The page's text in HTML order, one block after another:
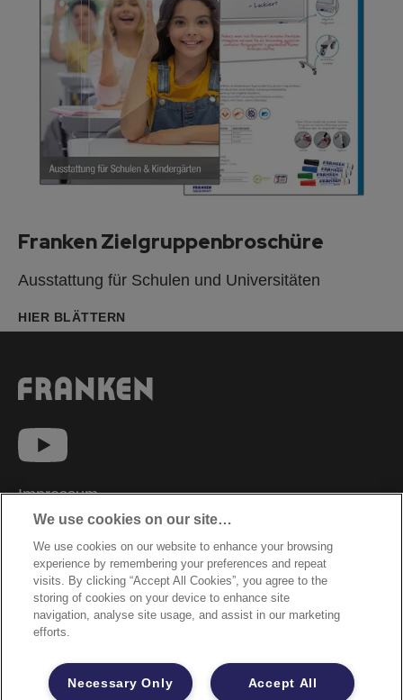
Franken Zielgruppenbroschüre
Ausstattung für Schulen und Universitäten
HIER BLÄTTERN
Impressum
Datenschutzhinweise
Datenzugriffsberechtigung
Sicherheitsdatenblätter
Cookie Richtlinie
Rechtliche Hinweise
Garantiebestimmungen
Site Map
We use cookies on our site…
We use cookies on our website to enhance your browsing
experience by remembering your preferences and repeat
visits. By clicking “Accept All Cookies”, you agree to the
storing of cookies on your device to enhance site
navigation, analyse site usage, and assist in our marketing
efforts.
Accept All
Necessary Only